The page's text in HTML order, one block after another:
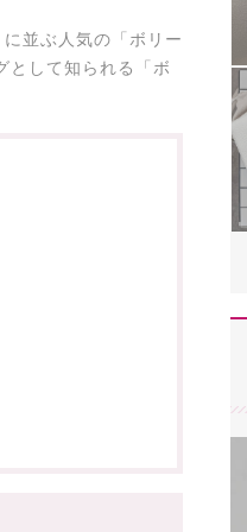
並ぶ人気の「ボリー
として知られる「ボ